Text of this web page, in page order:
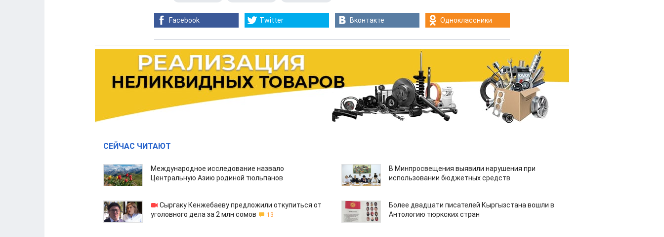
Facebook Twitter Вконтакте Одноклассники
СЕЙЧАС ЧИТАЮТ
Международное исследование назвало
Центральную Азию родиной тюльпанов
В Минпросвещения выявили нарушения при
использовании бюджетных средств
Сыргаку Кенжебаеву предложили откупиться от
уголовного дела за 2 млн сомов
13
Более двадцати писателей Кыргызстана вошли в
Антологию тюркских стран